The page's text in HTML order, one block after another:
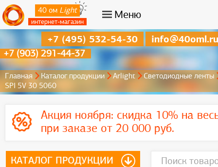
40 ом Light
интернет-магазин
Меню
+7 (903) 291-44-37
+7 (495) 532-54-30 info@40oml.ru
Главная Каталог продукции Arlight
Светодиодные ленты
SPI 5V 30 5060
Акция ноября: скидка 10% на
при заказе от 20 000 руб.
КАТАЛОГ ПРОДУКЦИИ